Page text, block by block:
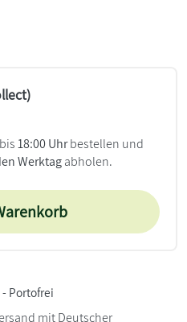
bis18:00 Uhrbestellen und
Werktagabholen.
- Portofrei
mit Deutscher